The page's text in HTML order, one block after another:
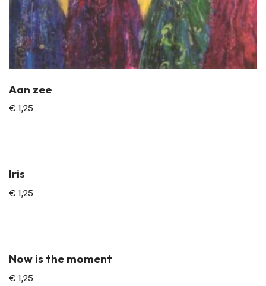
Aan zee
€ 1,25
Iris
€ 1,25
Now is the moment
€ 1,25